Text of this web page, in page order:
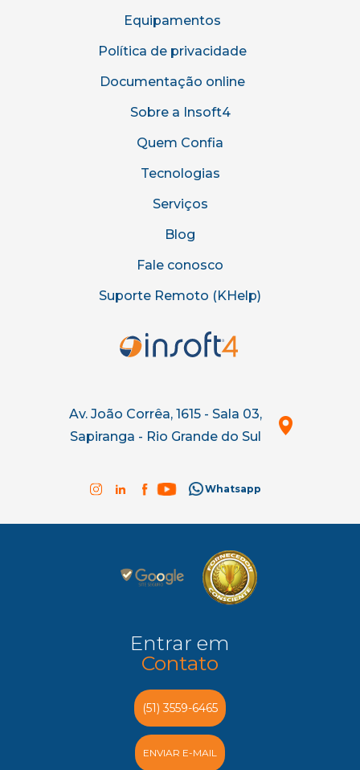
Equipamentos
Política de privacidade
Documentação online
Sobre a Insoft4
Quem Confia
Tecnologias
Serviços
Blog
Fale conosco
Suporte Remoto (KHelp)
Av. João Corrêa, 1615 - Sala 03,
Sapiranga - Rio Grande do Sul
Whatsapp
Entrar em
Contato
(51) 3559-6465
ENVIAR E-MAIL